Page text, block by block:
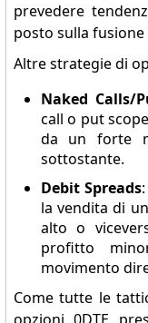
prevedere
posto sulla
Altre strategie di
Naked Calls/
call o put
da un forte
sottostante.
Debit Spreads
la vendita di
alto o
profitto
movimento
Come tutte le